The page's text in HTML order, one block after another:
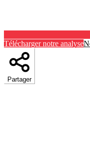
Télécharger notre analyse
Partager